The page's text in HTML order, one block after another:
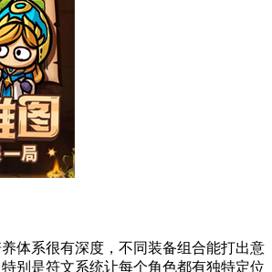
体系很有深度，不同装备组合能打出意
别是符文系统让每个角色都有独特定位